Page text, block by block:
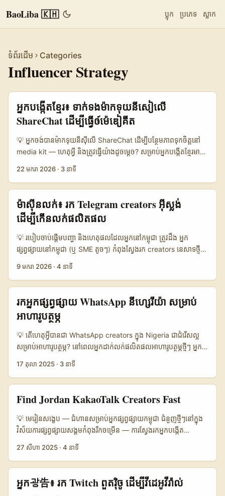
BaoLiba 🇰🇭 ប្លុក ប្រភេទ ស្លាក
ទំព័រដើម Categories
Influencer Strategy
អ្នកបង្កើតខ្មែរ៖ ទាក់ទងម៉ាកទុយនីសៀលើ
ShareChat ដើម្បីធ្វើឲ์ម៉េឌៀគីត
💡 អ្នកចង់បានម៉ាកទុយនីស៊ីលើ ShareChat ដើម្បីបន្ថែមភាពទុកចិត្តនៅ
media kit — ហេតុអ្វី និងត្រូវធ្វើយ៉ាងដូចម្តេច? សម្រាប់អ្នកបង្កើតខ្មែរមាន
ពិសេសតំបន់ MENA កំពុងពង្រឹងការវិនិយោគក្នុងឧស្សាហកម្ម influencer
— ព័ត៌មាន MENAFN (Gushcloud International) បង្ហាញថាក្រុម
ហ៊ុនធំៗកំពុងពង្រីកទៅ MENA ដើម្បីបង្រួមស្ដង់ដារការទូទាត់ និង
monetization ដល់អ្នកបង្កើត។ នេះបង្កើនឱកាសរបស់អ្នកក្នុងការស្នាក់នៅ
តារាងជាមួយម៉ាកទូទាំងតំបន់។ ប៉ុន្តែមានវិចារណ៍ពេលធ្វើ outreach៖ ភាសា
(អារាប់/បហ្ស៊ីក), ការគាំទ្រផ្នែកច្បាប់, និង context សង្គមសេដ្ឋកិច្ចក្នុងទុយ
នីស៊ីអាចមានឥទ្ធិពល។ អត្ថបទសារព័ត៌មានទTunisieដែលបានរាយការណ៍
បានបង្ហាញពីវិចារណៈសង្គមនានា — ដូចនៅក្នុង Reference Content
partnership អន្តរជាតិ។ 📊 ទិដ្ឋភាពទិន្នន័យ: ប្រៀបធៀប ShareChat
ទល់នឹងវេទិកាផ្សេងៗ 📈 🧩 Metric ShareChat Instagram TikTok
👥 Monthly Active 35.000.000 1.200.000.000
1.000.000.000 📌 MENA relevance Medium High High 💬
Creator tools (native) Basic Advanced Advanced 💰 Direct
brand monetization Low Medium High 🛠️ Ease of outreach
ទោះបីជាវេទិកាធំៗដូចជា Instagram និង TikTok មាន reach និង
tools ច្រើន ការធ្វើ outreach ជាសហការណ៍ជាមួយម៉ាកទុយនីស៊ីនៅលើ
ShareChat មានលទ្ធភាពខុសគ្នា — ShareChat អាចត្រូវការយុទ្ធនាការ
ផ្ទាល់ខ្លួន និងការរៀបចំចំណុចបង្ហាញតម្លៃបន្ថែមក្នុង media kit។ វិសាល
ភាពនេះជាហេតុផលដែលអ្នកគួរបង្ហាញ evidence (engagement,
22 មករា 2026 · 3 នាទី
ម៉ាស៊ីនលក់៖ រក Telegram creators អ៊ីស្លង់
ដើម្បីកើនលក់ផលិតផល
💡 របៀបចាប់ផ្តើមបញ្ហា និងហេតុផលដែលអ្នកនៅកម្ពុជា ត្រូវដឹង អ្នក
ផ្សព្វផ្សាយនៅកម្ពុជា (ឬ SME តូចៗ) កំពុងស្វែងរក creators នេសាទថ្មីៗ
ជាកម្មវិធីដែលត្រូវមានការគិតជារង្វង់: កំណត់ persona, ស្វែង niche
Telegram communities, វាស់ engagement, ហើយធ្វើការចងក្រង
content ដែលជាកម្មវិធីលក់ដោយខ្លួនឯង (product-led). ទស្សនៈថ្មីៗពី
ឧស្សាហកម្មបង្កើត content បង្ហាញថា creator ecosystems អាច
scale ញឹកញាប់ — មានឧទាហរណ៍ពី Myntra និង Snap Inc ដែល
បង្ហាញ growth លើ creator-led commerce (ពិចារណាៈ Myntra
បានឲ្យដឹងពីការកើនចំនួន shopper-creators និង conversion rates
ខ្ពស់; Snap ធ្លាប់និយាយថាកម្មវិធី creators គឺ “the new search for
creators” ពិតប្រាកដ—អ្នកចង់បាន creators របស់ Iceland ដែលមាន
led funnels របស់អ្នក។ ...
9 មករា 2026 · 4 នាទី
រកអ្នក​ផ្សព្វផ្សាយ WhatsApp នីហ្សេរីយ៉ា សម្រាប់
អាហារូបត្ថម្ភ
💡 តើហេតុអ្វីបានជា WhatsApp creators ក្នុង Nigeria ជាជំរើសល្អ
សម្រាប់អាហារូបត្ថម្ភ? នៅពេលអ្នកដាក់លក់ផលិតផលអាហារូបត្ថម្ភថ្មីៗ អ្នក
Nigeria — ទឹកដីដែលមានផ្នែក e-commerce កំពុងរីកចម្រើន និង
យ៉ាងណា មានហានិភ័យដែលត្រូវគិត (ដាក់ចិត្តចំពោះការផ្សព្វផ្សាយ, ការពាក់
ព័ន្ធនឹងមាតិកាឱសថឬក្លែងបន្លំ) — នេះជាហេតុដែលម្ចាស់ម៉ាកត្រូវមានវិធី
សាស្រ្តបញ្ជាក់ និងសម្របសម្រួលសម្រាប់ទីផ្សារនារីហ្សេរីយ៉ា។ សូមចងក្រងពី
Company) បានរំលឹកថា WhatsApp Channels អាចចែកចាយមាតិកា
ដែលមិនសុចរិតបានច្រើន ដូច្នេះការត្រួតពិនិត្យ creators និងការប្រកាស
នេះ ខ្ញុំនឹងបង្ហាញផែនការ អ្នកស្វែងរក និងការវាយតម្លៃសាមញ្ញៗសម្រាប់រក
17 តុលា 2025 · 3 នាទី
Find Jordan KakaoTalk Creators Fast
💡 មេរៀនសង្ខេប — ជំហានសម្រាប់អ្នកផ្សព្វផ្សាយកម្ពុជា ជំនួញថ្មីៗនៅក្នុង
វិស័យការផ្សព្វផ្សាយសង្គមកំពុងរីកចម្រើន — ការ​ស្វែងរកអ្នកបង្កើត
បណ្ណាល័យ ខ្ញុំសូមណែនាំចំណុចមួយចំនួនដែលធ្វើឲ្យការជ្រើសរើស និង
ដំឡើងផែនការកាន់តែងាយ៖ កំណត់គោលដៅច្បាស់ — តើអ្នកចង់ទាក់ទាញ
27 សីហា 2025 · 4 នាទី
អ្នក광告៖ រក Twitch ពួតរ៉ិចូ ដើម្បីវីដេអូវីរ៉ាល់